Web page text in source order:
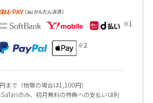
で（物販の場合は1,100円）
のみ、初月無料の特典への支払いは利